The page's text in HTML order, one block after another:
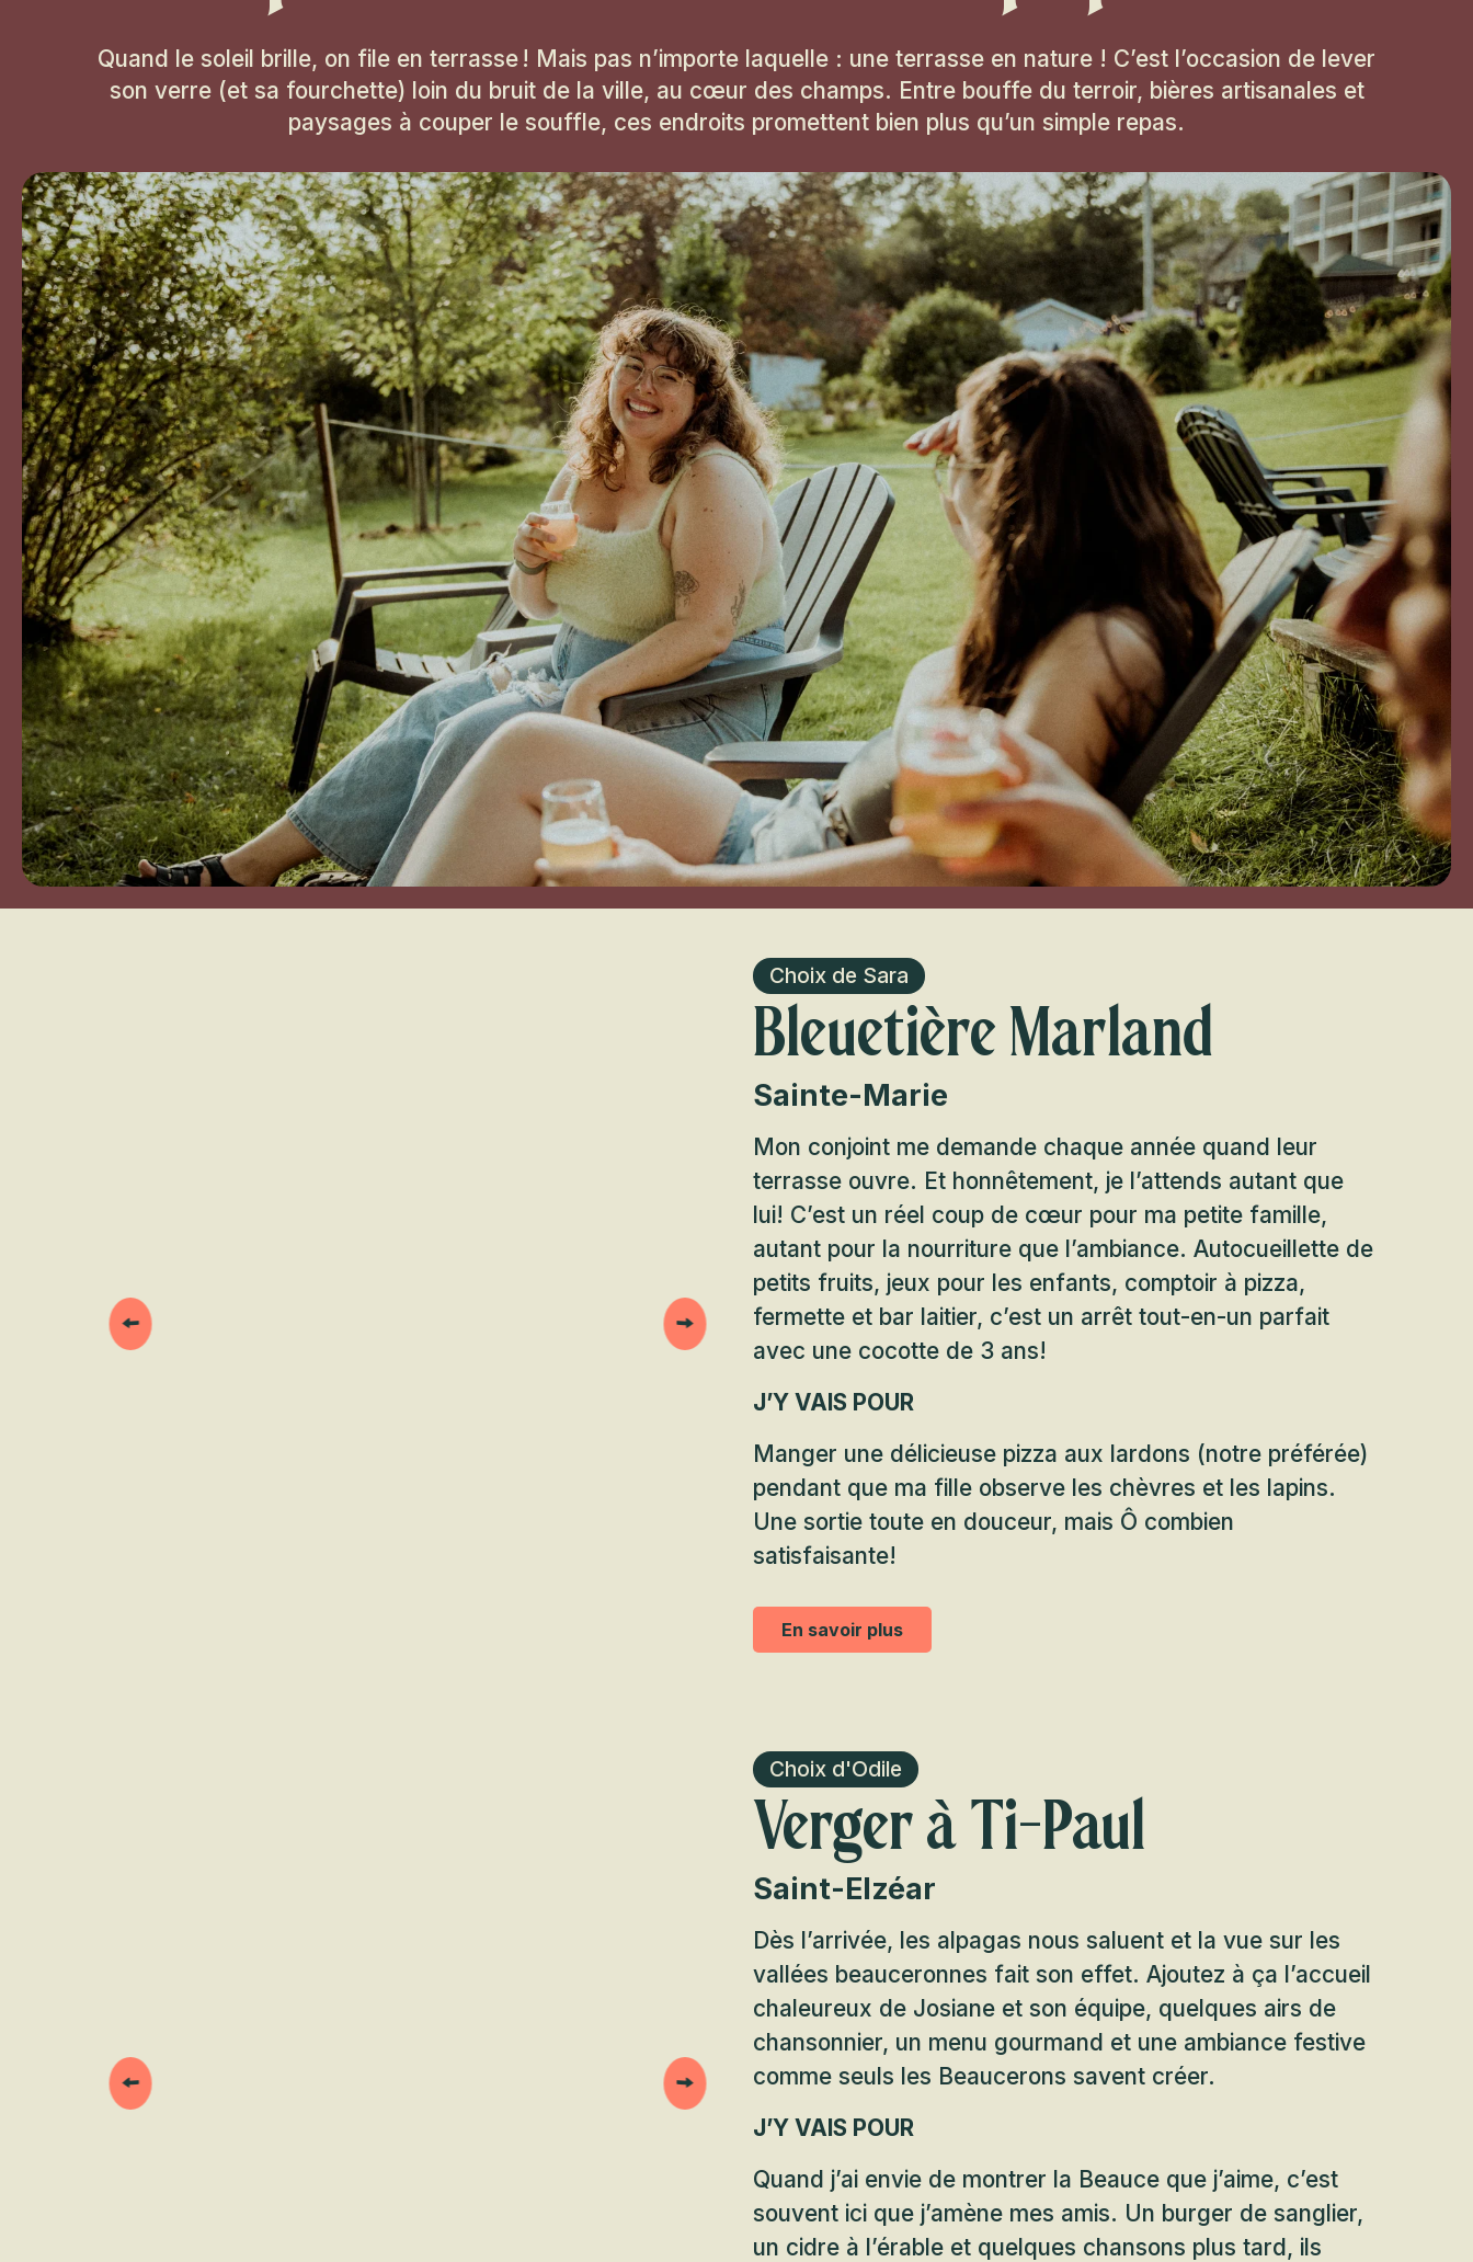
Quand le soleil brille, on file en terrasse ! Mais pas n’importe laquelle : une terrasse en nature ! C’est l’occasion de lever
son verre (et sa fourchette) loin du bruit de la ville, au cœur des champs. Entre bouffe du terroir, bières artisanales et
paysages à couper le souffle, ces endroits promettent bien plus qu’un simple repas.
Choix de Sara
Bleuetière Marland
Sainte-Marie
Mon conjoint me demande chaque année quand leur
terrasse ouvre. Et honnêtement, je l’attends autant que
lui! C’est un réel coup de cœur pour ma petite famille,
autant pour la nourriture que l’ambiance. Autocueillette de
petits fruits, jeux pour les enfants, comptoir à pizza,
fermette et bar laitier, c’est un arrêt tout-en-un parfait
avec une cocotte de 3 ans!
J’Y VAIS POUR
Manger une délicieuse pizza aux lardons (notre préférée)
pendant que ma fille observe les chèvres et les lapins.
Une sortie toute en douceur, mais Ô combien
satisfaisante!
En savoir plus
Choix d'Odile
Verger à Ti-Paul
Saint-Elzéar
Dès l’arrivée, les alpagas nous saluent et la vue sur les
vallées beauceronnes fait son effet. Ajoutez à ça l’accueil
chaleureux de Josiane et son équipe, quelques airs de
chansonnier, un menu gourmand et une ambiance festive
comme seuls les Beaucerons savent créer.
J’Y VAIS POUR
Quand j’ai envie de montrer la Beauce que j’aime, c’est
souvent ici que j’amène mes amis. Un burger de sanglier,
un cidre à l’érable et quelques chansons plus tard, ils